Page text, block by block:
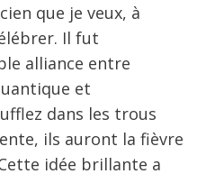
que je veux, à
Il fut
alliance entre
et
dans les trous
ils auront la fièvre
idée brillante a